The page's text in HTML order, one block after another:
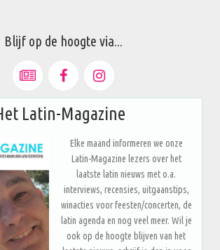
Blijf op de hoogte via...
Latin-Magazine
Elke maand informeren we onze
Latin-Magazine lezers over het
laatste latin nieuws met o.a.
interviews, recensies, uitgaanstips,
winacties voor feesten/concerten, de
latin agenda en nog veel meer. Wil je
ook op de hoogte blijven van het